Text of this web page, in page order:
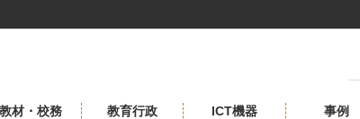
教材・校務 教育行政 ICT機器 事例